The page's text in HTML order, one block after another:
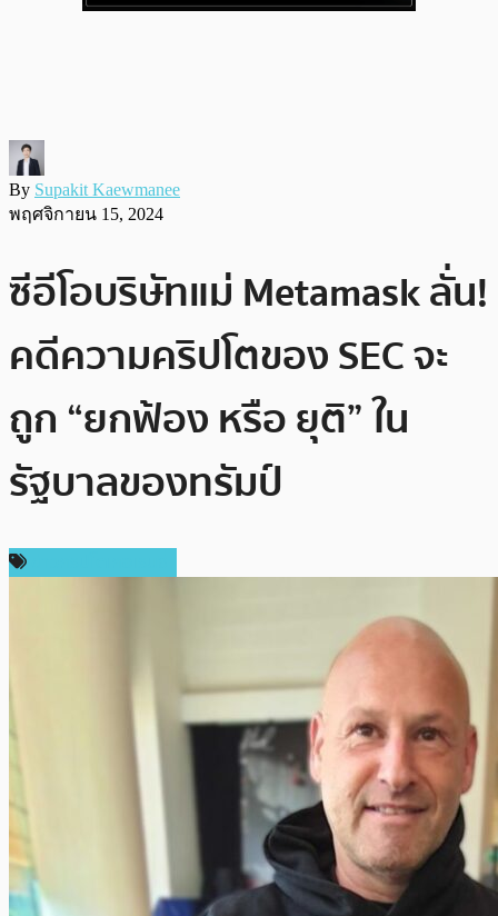
By Supakit Kaewmanee
พฤศจิกายน 15, 2024
ซีอีโอบริษัทแม่ Metamask ลั่น!
คดีความคริปโตของ SEC จะ
ถูก “ยกฟ้อง หรือ ยุติ” ใน
รัฐบาลของทรัมป์